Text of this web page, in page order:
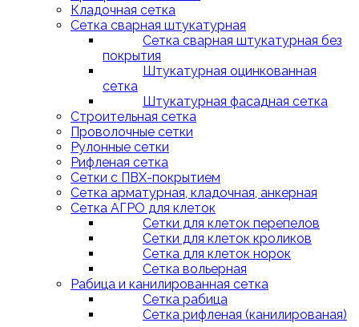
Кладочная сетка
Сетка сварная штукатурная
Сетка сварная штукатурная без
покрытия
Штукатурная оцинкованная
сетка
Штукатурная фасадная сетка
Строительная сетка
Проволочные сетки
Рулонные сетки
Рифленая сетка
Сетки с ПВХ-покрытием
Сетка арматурная, кладочная, анкерная
Сетка АГРО для клеток
Сетки для клеток перепелов
Сетки для клеток кроликов
Сетка для клеток норок
Сетка вольерная
Рабица и канилированная сетка
Сетка рабица
Сетка рифленая (канилированая)